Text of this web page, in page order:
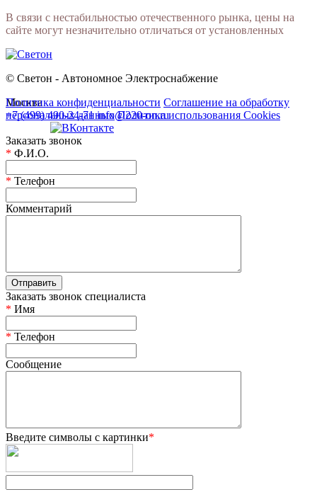
В связи с нестабильностью отечественного рынка, цены на
сайте могут незначительно отличаться от установленных
© Светон - Автономное Электроснабжение
Москва
+7 (499) 490-24-71 info@220-on.ru
Политика конфиденциальности Соглашение на обработку
персональных данных Политика использования Cookies
Заказать звонок
* Ф.И.О.
* Телефон
Комментарий
Заказать звонок специалиста
* Имя
* Телефон
Сообщение
Введите символы с картинки*